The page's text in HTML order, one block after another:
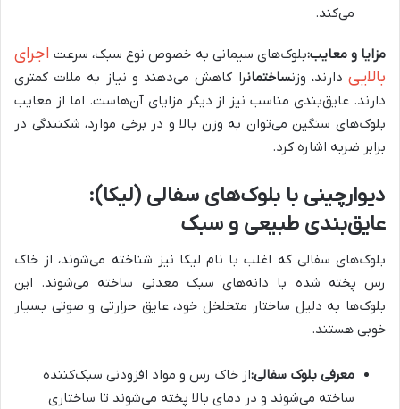
می‌کند.
مزایا و معایب:بلوک‌های سیمانی به خصوص نوع سبک، سرعتاجرای
بالاییدارند، وزنساختمانرا کاهش می‌دهند و نیاز به ملات کمتری
دارند. عایق‌بندی مناسب نیز از دیگر مزایای آن‌هاست. اما از معایب
بلوک‌های سنگین می‌توان به وزن بالا و در برخی موارد، شکنندگی در
برابر ضربه اشاره کرد.
دیوارچینی با بلوک‌های سفالی (لیکا):
عایق‌بندی طبیعی و سبک
بلوک‌های سفالی که اغلب با نام لیکا نیز شناخته می‌شوند، از خاک
رس پخته شده با دانه‌های سبک معدنی ساخته می‌شوند. این
بلوک‌ها به دلیل ساختار متخلخل خود، عایق حرارتی و صوتی بسیار
خوبی هستند.
معرفی بلوک سفالی:از خاک رس و مواد افزودنی سبک‌کننده
ساخته می‌شوند و در دمای بالا پخته می‌شوند تا ساختاری